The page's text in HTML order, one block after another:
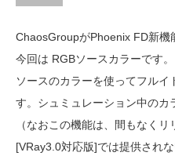
ChaosGroupがPhoenix FD新機
今回は RGBソースカラーです。
ソースのカラーを使ってフルイ
す。シュミュレーション中のカ
（なおこの機能は、間もなく
[VRay3.0対応版]では提供され